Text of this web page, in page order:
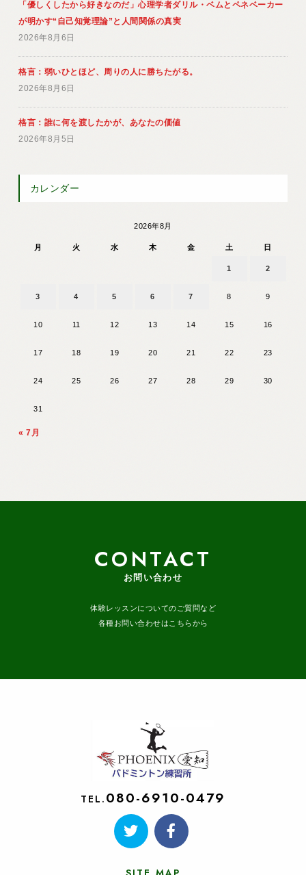
「優しくしたから好きなのだ」心理学者ダリル・ベムとペネベーカー
が明かす“自己知覚理論”と人間関係の真実
2026年8月6日
格言：弱いひとほど、周りの人に勝ちたがる。
2026年8月6日
格言：誰に何を渡したかが、あなたの価値
2026年8月5日
カレンダー
2026年8月
月 火 水 木 金 土 日
1 2
3 4 5 6 7 8 9
10 11 12 13 14 15 16
17 18 19 20 21 22 23
24 25 26 27 28 29 30
31
« 7月
CONTACT
お問い合わせ
体験レッスンについてのご質問など
各種お問い合わせはこちらから
TEL. 080-6910-0479